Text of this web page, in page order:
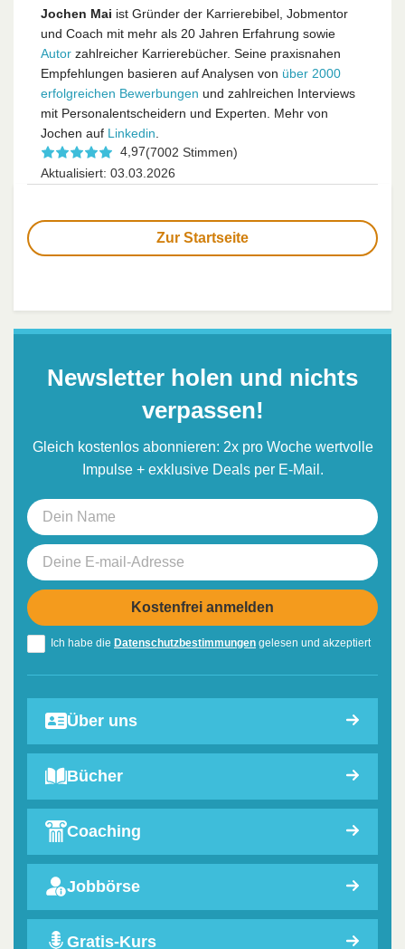
Jochen Mai ist Gründer der Karrierebibel, Jobmentor
und Coach mit mehr als 20 Jahren Erfahrung sowie
Autor zahlreicher Karrierebücher. Seine praxisnahen
Empfehlungen basieren auf Analysen von über 2000
erfolgreichen Bewerbungen und zahlreichen Interviews
mit Personalentscheidern und Experten. Mehr von
Jochen auf Linkedin
4,97(7002 Stimmen)
Aktualisiert: 03.03.2026
Zur Startseite
Newsletter holen und nichts
verpassen!
Gleich kostenlos abonnieren: 2x pro Woche wertvolle
Impulse + exklusive Deals per E-Mail.
Ich habe die Datenschutzbestimmungen gelesen und akzeptiert
Über uns
Bücher
Coaching
Jobbörse
Gratis-Kurs